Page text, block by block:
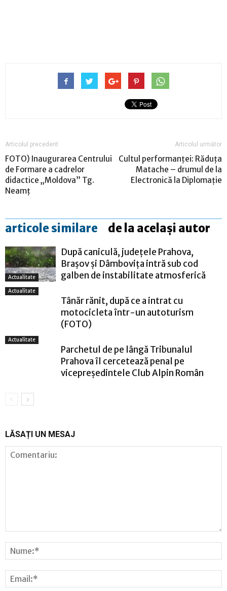
Articolul precedent
FOTO) Inaugurarea Centrului
de Formare a cadrelor
didactice „Moldova” Tg.
Neamț
Articolul următor
Cultul performanței: Răduța
Matache – drumul de la
Electronică la Diplomație
articole similare de la același autor
Actualitate
După caniculă, județele Prahova,
Brașov și Dâmbovița intră sub cod
galben de instabilitate atmosferică
Actualitate
Tânăr rănit, după ce a intrat cu
motocicleta într-un autoturism
(FOTO)
Actualitate
Parchetul de pe lângă Tribunalul
Prahova îl cercetează penal pe
vicepreședintele Club Alpin Român
LĂSAȚI UN MESAJ